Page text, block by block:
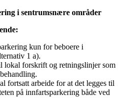
i sentrumsnære områder
kun for beboere i
1 a).
lokal forskrift og retningslinjer som
fortsatt arbeide for at det legges til
på innfartsparkering både ved